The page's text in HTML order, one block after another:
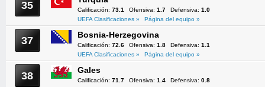
35 Calificación: 73.1 Ofensiva: 1.7 Defensiva: 1.0
UEFA Clasificaciones »
Página del equipo »
37 Bosnia-Herzegovina
Calificación: 72.6 Ofensiva: 1.8 Defensiva: 1.1
UEFA Clasificaciones »
Página del equipo »
38 Gales
Calificación: 71.7 Ofensiva: 1.4 Defensiva: 0.8